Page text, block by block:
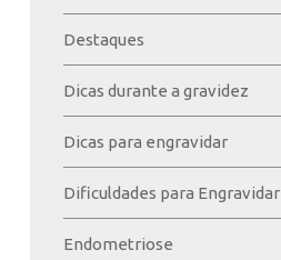
Destaques
Dicas durante a gravidez
Dicas para engravidar
Dificuldades para Engravidar
Endometriose